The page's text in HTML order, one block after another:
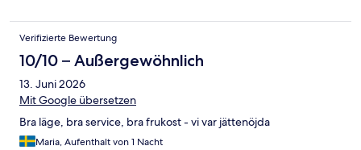
Verifizierte Bewertung
10/10 – Außergewöhnlich
13. Juni 2026
Mit Google übersetzen
Bra läge, bra service, bra frukost - vi var jättenöjda
Maria, Aufenthalt von 1 Nacht